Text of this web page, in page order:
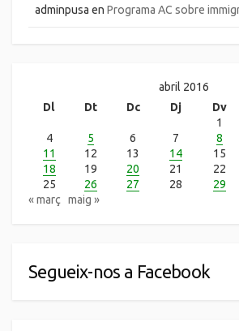
adminpusa en Programa AC sobre
abril 2016
Dl
Dt Dc Dj Dv
1
4
5 6 7 8
11
12 13 14 15
18
19 20 21 22
25
26 27 28 29
« març
maig »
Segueix-nos a Facebook